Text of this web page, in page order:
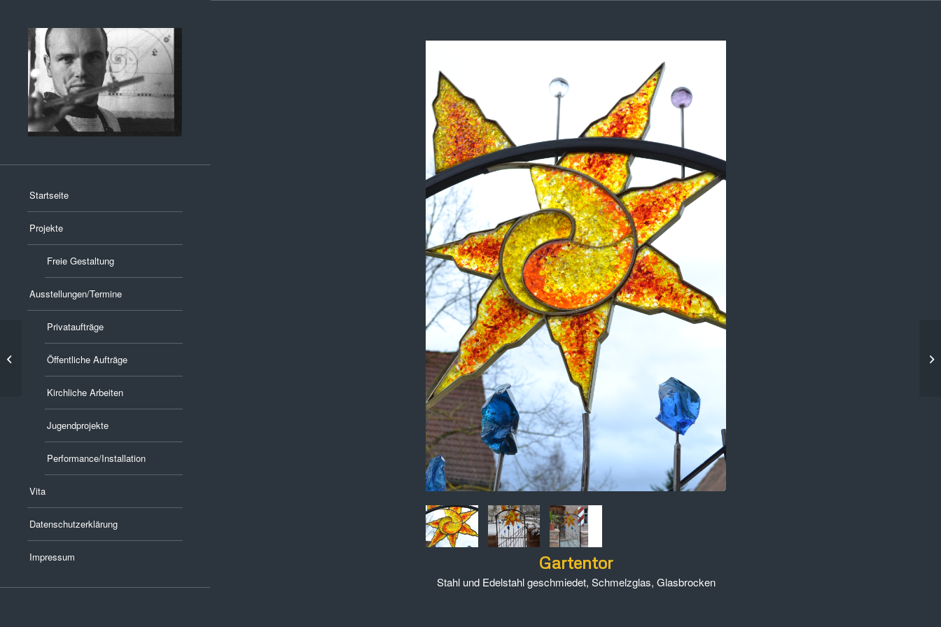
Startseite
Projekte
Freie Gestaltung
Ausstellungen/Termine
Privataufträge
Öffentliche Aufträge
Kirchliche Arbeiten
Jugendprojekte
Performance/Installation
Vita
Datenschutzerklärung
Impressum Gartentor
Stahl und Edelstahl geschmiedet, Schmelzglas, Glasbrocken
Kleinplastik-Gussglas